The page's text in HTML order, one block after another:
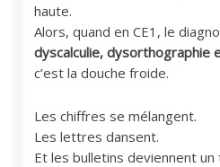
haute.
Alors, quand en CE1, le
dyscalculie, dysorthographie
c’est la douche froide.
Les chiffres se mélangent.
Les lettres dansent.
Et les bulletins deviennent